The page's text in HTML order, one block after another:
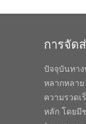
การจัด
ปัจจุบันทา
หลากหลาย
ความรวด
หลัก โดยมี